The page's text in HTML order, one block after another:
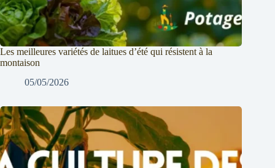
Les meilleures variétés de laitues d’été qui résistent à la
montaison
05/05/2026